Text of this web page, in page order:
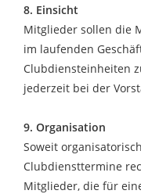
8. Einsicht
Mitglieder sollen die
im laufenden
Clubdiensteinheiten
jederzeit bei der
9. Organisation
Soweit
Clubdiensttermine
Mitglieder, die für